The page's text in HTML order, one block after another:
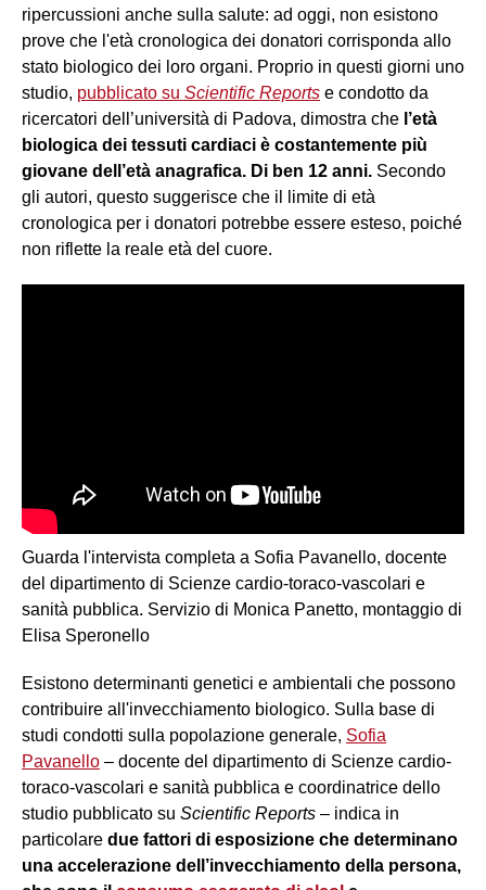
ripercussioni anche sulla salute: ad oggi, non esistono
prove che l'età cronologica dei donatori corrisponda allo
stato biologico dei loro organi. Proprio in questi giorni uno
studio, pubblicato su Scientific Reports e condotto da
ricercatori dell’università di Padova, dimostra che l’età
biologica dei tessuti cardiaci è costantemente più
giovane dell’età anagrafica. Di ben 12 anni. Secondo
gli autori, questo suggerisce che il limite di età
cronologica per i donatori potrebbe essere esteso, poiché
non riflette la reale età del cuore.
Guarda l'intervista completa a Sofia Pavanello, docente
del dipartimento di Scienze cardio-toraco-vascolari e
sanità pubblica. Servizio di Monica Panetto, montaggio di
Elisa Speronello
Esistono determinanti genetici e ambientali che possono
contribuire all'invecchiamento biologico. Sulla base di
studi condotti sulla popolazione generale, Sofia
Pavanello – docente del dipartimento di Scienze cardio-
toraco-vascolari e sanità pubblica e coordinatrice dello
studio pubblicato su Scientific Reports – indica in
particolare due fattori di esposizione che determinano
una accelerazione dell’invecchiamento della persona,